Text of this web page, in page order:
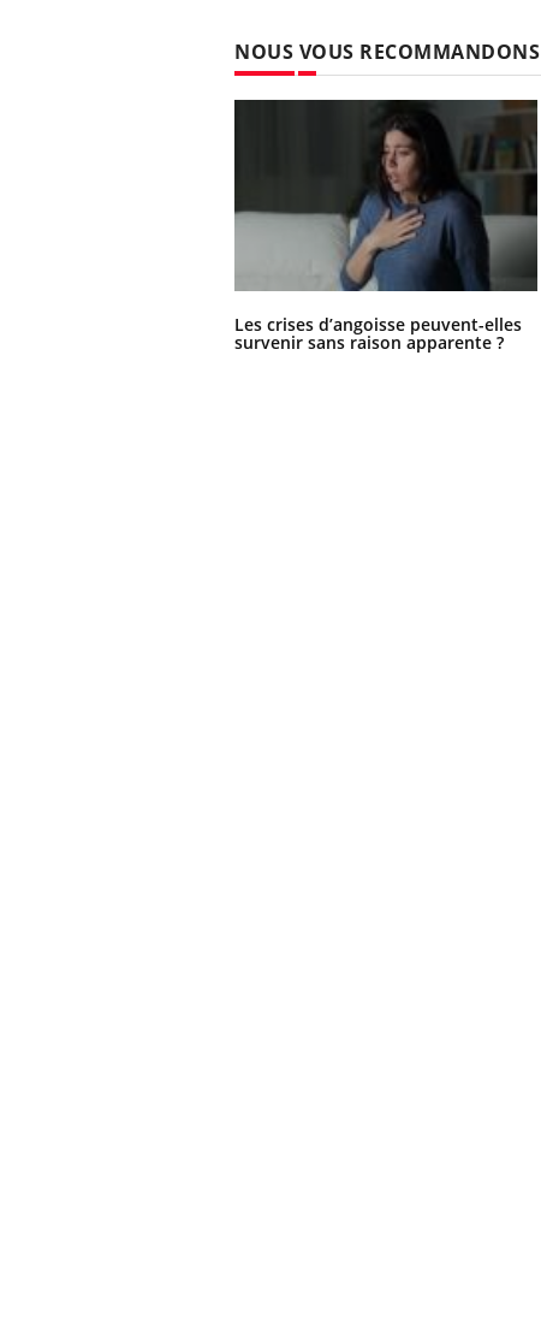
NOUS VOUS RECOMMANDONS
Les crises d’angoisse peuvent-elles
survenir sans raison apparente ?